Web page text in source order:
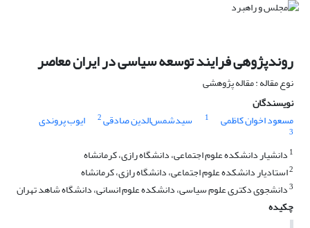
روندپژوهی فرایند توسعه سیاسی در ایران معاصر
نوع مقاله : مقاله پژوهشی
نویسندگان
مسعود اخوان کاظمی
1 سیدشمس‌الدین صادقی2 ایوب پروندی
3
1 دانشیار دانشکده علوم اجتماعی، دانشگاه رازی، کرمانشاه
2استادیار دانشکده علوم اجتماعی، دانشگاه رازی، کرمانشاه
3دانشجوی دکتری علوم سیاسی، دانشکده علوم انسانی، دانشگاه شاهد تهران
چکیده